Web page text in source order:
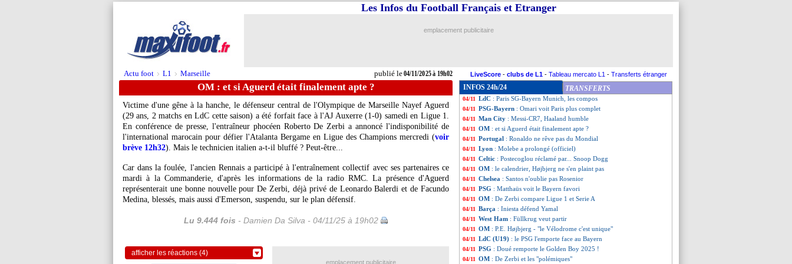
Actu foot > L1 > Marseille publié le04/11/2025 à 19h02
Les Infos du Football Français et Etranger
emplacement publicitaire
LiveScore - clubs de L1 - Tableau mercato L1 - Transferts étranger
OM : et si Aguerd était finalement apte ?
Victime d'une gêne à la hanche, le défenseur central de l'Olympique de Marseille Nayef Aguerd
(29 ans, 2 matchs en LdC cette saison) a été forfait face à l'AJ Auxerre (1-0) samedi en Ligue 1.
En conférence de presse, l'entraîneur phocéen Roberto De Zerbi a annoncé l'indisponibilité de
l'international marocain pour défier l'Atalanta Bergame en Ligue des Champions mercredi (voir
brève 12h32). Mais le technicien italien a-t-il bluffé ? Peut-être...
Car dans la foulée, l'ancien Rennais a participé à l'entraînement collectif avec ses partenaires ce
mardi à la Commanderie, d'après les informations de la radio RMC. La présence d'Aguerd
représenterait une bonne nouvelle pour De Zerbi, déjà privé de Leonardo Balerdi et de Facundo
Medina, blessés, mais aussi d'Emerson, suspendu, sur le plan défensif.
Lu 9.444 fois - Damien Da Silva - 04/11/25 à 19h02
afficher les réactions (4)
INFOS 24h/24 TRANSFERTS
04/11 VIDEO : le Bayern glace le Parc !
04/11 Arsenal
04/11 LdC: Liverpool-Real, les compos
04/11 LdC: Bodo-Glimt-Monaco, les compos
04/11 LdC : Paris SG-Bayern Munich, les compos
04/11 PSG-Bayern : Omari voit Paris plus complet
04/11 Man City : Messi-CR7, Haaland humble
04/11 OM : et si Aguerd était finalement apte ?
04/11 Portugal : Ronaldo ne rêve pas du Mondial
04/11 Lyon : Molebe a prolongé (officiel)
04/11 Celtic : Postecoglou réclamé par... Snoop Dogg
04/11 OM : le calendrier, Højbjerg ne s'en plaint pas
04/11 Chelsea : Santos n'oublie pas Rosenior
04/11 PSG : Matthaüs voit le Bayern favori
04/11 OM : De Zerbi compare Ligue 1 et Serie A
04/11 Barça : Iniesta défend Yamal
04/11 West Ham : Füllkrug veut partir
04/11 OM : P.E. Højbjerg - "le Vélodrome c'est unique"
04/11 LdC (U19) : le PSG l'emporte face au Bayern
04/11 PSG : Doué remporte le Golden Boy 2025 !
04/11 OM : De Zerbi et les "polémiques"
emplacement publicitaire